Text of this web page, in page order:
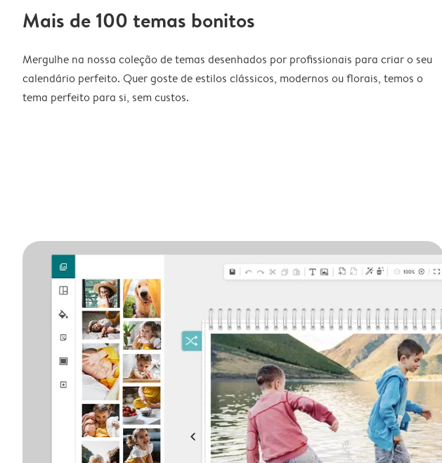
Mais de 100 temas bonitos
Mergulhe na nossa coleção de temas desenhados por profissionais para criar o seu
calendário perfeito. Quer goste de estilos clássicos, modernos ou florais, temos o
tema perfeito para si, sem custos.